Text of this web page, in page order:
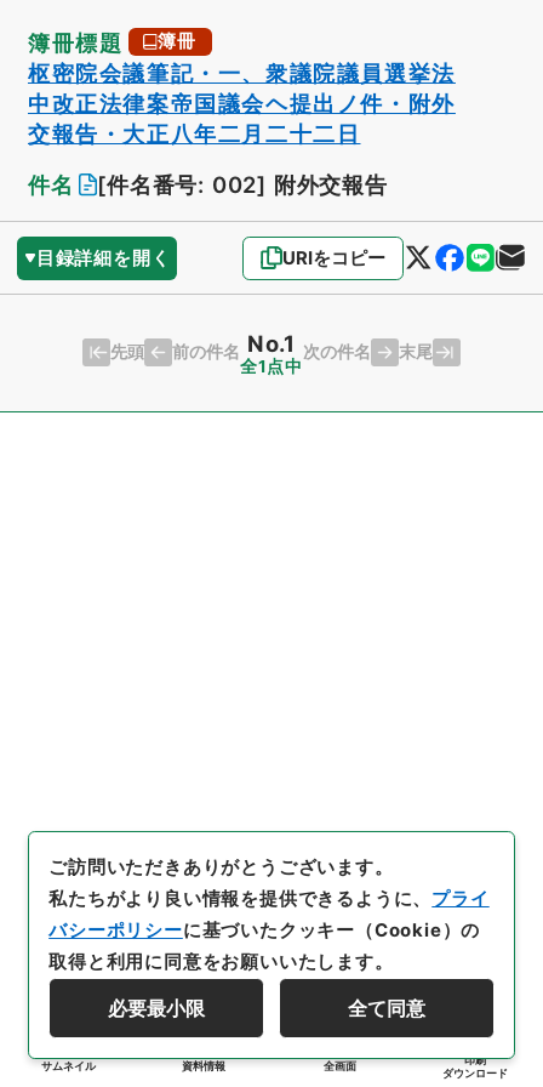
簿冊標題 簿冊
枢密院会議筆記・一、衆議院議員選挙法
中改正法律案帝国議会ヘ提出ノ件・附外
交報告・大正八年二月二十二日
件名
[件名番号: 002] 附外交報告
目録詳細を開く URIをコピー
先頭 前の件名 No.1
全1点中
次の件名 末尾
サムネイル 資料情報 全画面
印刷
ダウンロード
ご訪問いただきありがとうございます。
私たちがより良い情報を提供できるように、 プライ
バシーポリシーに基づいたクッキー（Cookie）の
取得と利用に同意をお願いいたします。
必要最小限 全て同意